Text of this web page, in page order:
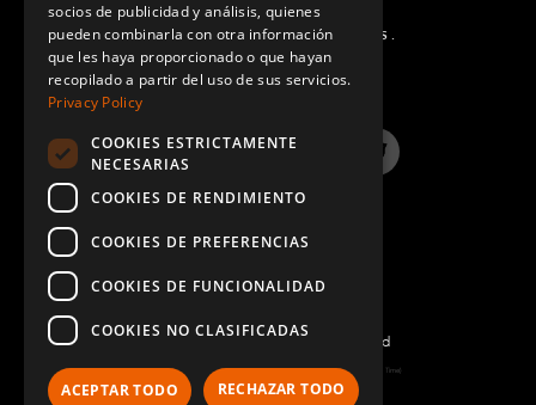
PREGUNTAS MÁS FRECUENTES.
LinkedIn InstagramTwitter
©2022 FlexQube – All rights reserved
Page generated: Sat Aug 08 2026 15:48:33 GMT+0000 (Coordinated Universal Time)
socios de publicidad y análisis, quienes
pueden combinarla con otra información
que les haya proporcionado o que hayan
recopilado a partir del uso de sus servicios.
Privacy Policy
COOKIES ESTRICTAMENTE
NECESARIAS
COOKIES DE RENDIMIENTO
COOKIES DE PREFERENCIAS
COOKIES DE FUNCIONALIDAD
COOKIES NO CLASIFICADAS
ACEPTAR TODO RECHAZAR TODO